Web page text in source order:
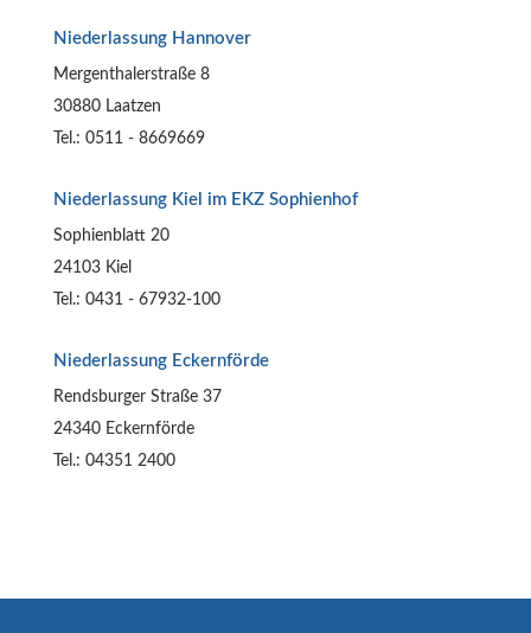
Niederlassung Hannover
Mergenthalerstraße 8
30880 Laatzen
Tel.: 0511 - 8669669
Niederlassung Kiel im EKZ Sophienhof
Sophienblatt 20
24103 Kiel
Tel.: 0431 - 67932-100
Niederlassung Eckernförde
Rendsburger Straße 37
24340 Eckernförde
Tel.: 04351 2400